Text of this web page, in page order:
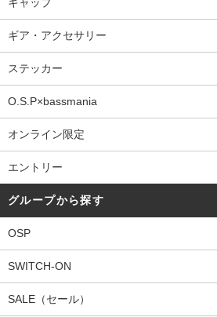
ギア・アクセサリー
ステッカー
O.S.P×bassmania
オンライン限定
エントリー
グループから探す
OSP
SWITCH-ON
SALE（セール）